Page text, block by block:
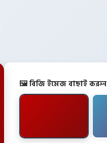
🖼️ বিজি ইমেজ বাছাই করুন